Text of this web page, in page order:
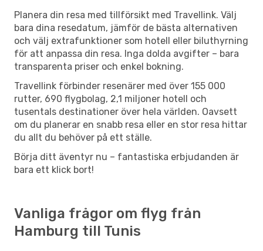
Planera din resa med tillförsikt med Travellink. Välj
bara dina resedatum, jämför de bästa alternativen
och välj extrafunktioner som hotell eller biluthyrning
för att anpassa din resa. Inga dolda avgifter – bara
transparenta priser och enkel bokning.
Travellink förbinder resenärer med över 155 000
rutter, 690 flygbolag, 2,1 miljoner hotell och
tusentals destinationer över hela världen. Oavsett
om du planerar en snabb resa eller en stor resa hittar
du allt du behöver på ett ställe.
Börja ditt äventyr nu – fantastiska erbjudanden är
bara ett klick bort!
Vanliga frågor om flyg från
Hamburg till Tunis